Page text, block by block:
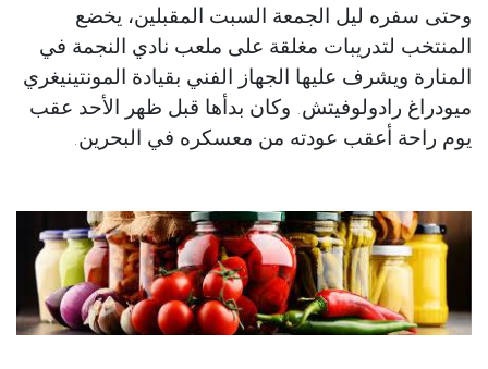
وحتى سفره ليل الجمعة السبت المقبلين، يخضع
المنتخب لتدريبات مغلقة على ملعب نادي النجمة في
المنارة ويشرف عليها الجهاز الفني بقيادة المونتينيغري
ميودراغ رادولوفيتش. وكان بدأها قبل ظهر الأحد عقب
يوم راحة أعقب عودته من معسكره في البحرين.